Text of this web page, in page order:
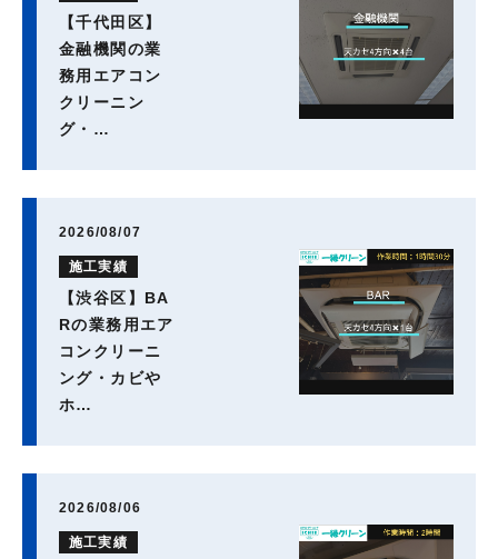
【千代田区】
金融機関の業
務用エアコン
クリーニン
グ・…
2026/08/07
施工実績
【渋谷区】BA
Rの業務用エア
コンクリーニ
ング・カビや
ホ…
2026/08/06
施工実績